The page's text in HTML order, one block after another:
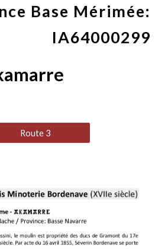
Base Mérimée:
IA64000299
Route 3